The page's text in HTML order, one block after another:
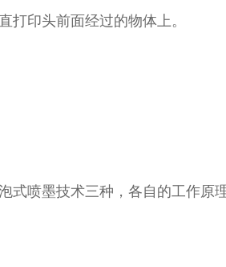
打印头前面经过的物体上。
式喷墨技术三种，各自的工作原